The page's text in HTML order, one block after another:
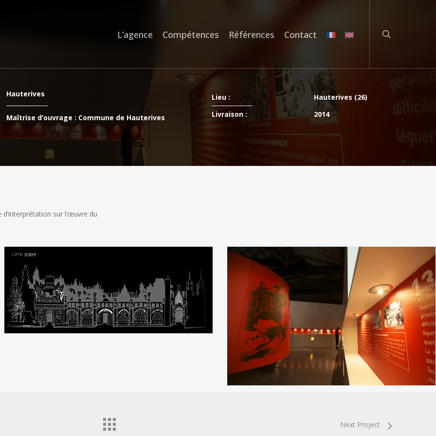
L’agence Compétences Références Contact
Hauterives
Maîtrise d’ouvrage : Commune de Hauterives
Lieu :
Hauterives (26)
Livraison :
2014
sur l’œuvre du
Palais-
Idéal-
Facteur-
Cheval-
audiovisuel-
ketoopa
productions
lescharrons-
palais-
ideal-
facteur-
cheval-
scenographie
Next Project